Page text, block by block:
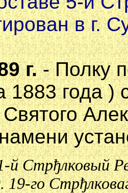
в г.
г.- Полку
1883 года )
й Стрђлковый
го